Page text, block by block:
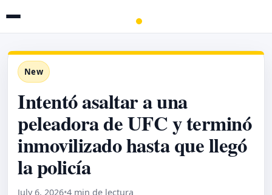
New
Intentó asaltar a una
peleadora de UFC y terminó
inmovilizado hasta que llegó
la policía
July 6, 2026•4 min de lectura